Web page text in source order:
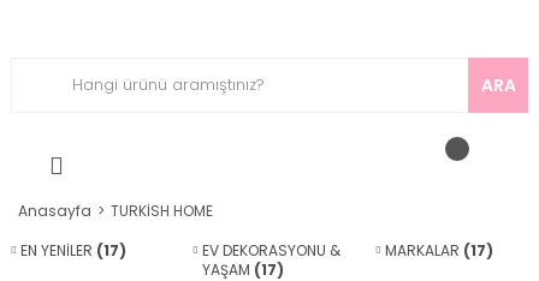
ARA
Anasayfa
TURKİSH HOME
EN YENİLER (17)
EV DEKORASYONU &
YAŞAM (17)
MARKALAR (17)